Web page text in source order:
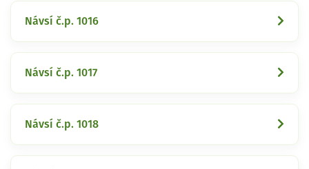
Návsí č.p. 1016
Návsí č.p. 1017
Návsí č.p. 1018